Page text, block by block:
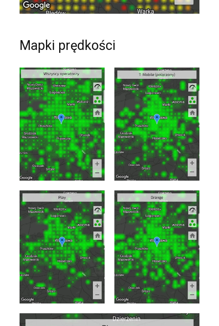
Mapki prędkości